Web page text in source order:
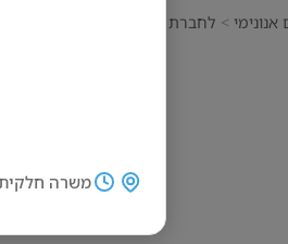
משרה
לחברת הפצה דרושים דוורים